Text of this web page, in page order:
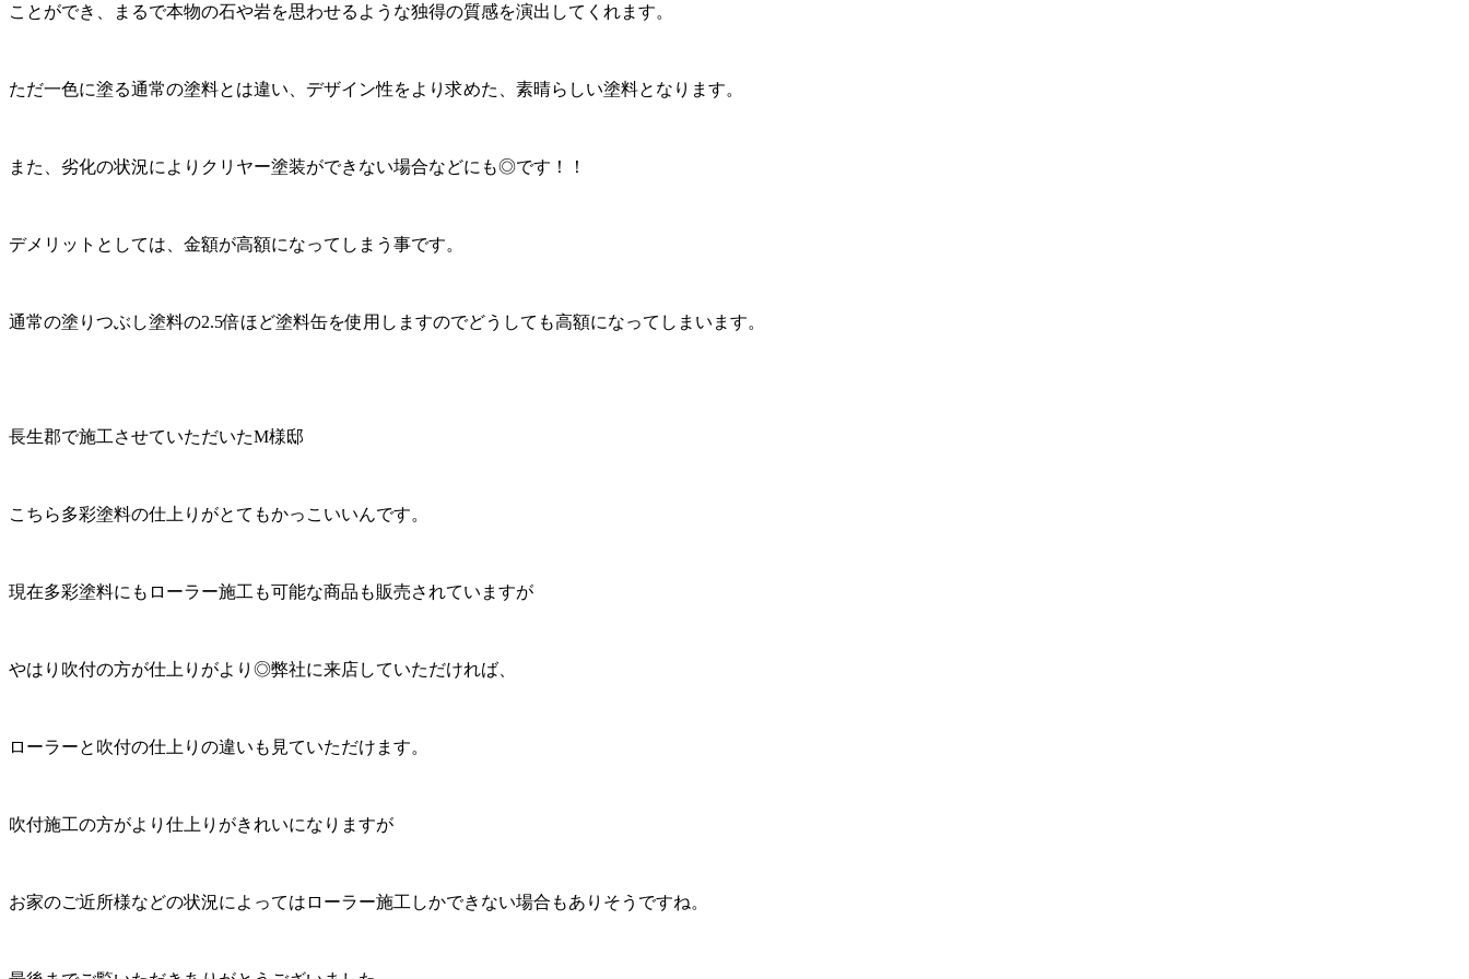
ことができ、まるで本物の石や岩を思わせるような独得の質感を演出してくれます。
ただ一色に塗る通常の塗料とは違い、デザイン性をより求めた、素晴らしい塗料となります。
また、劣化の状況によりクリヤー塗装ができない場合などにも◎です！！
デメリットとしては、金額が高額になってしまう事です。
通常の塗りつぶし塗料の2.5倍ほど塗料缶を使用しますのでどうしても高額になってしまいます。
長生郡で施工させていただいたM様邸
こちら多彩塗料の仕上りがとてもかっこいいんです。
現在多彩塗料にもローラー施工も可能な商品も販売されていますが
やはり吹付の方が仕上りがより◎弊社に来店していただければ、
ローラーと吹付の仕上りの違いも見ていただけます。
吹付施工の方がより仕上りがきれいになりますが
お家のご近所様などの状況によってはローラー施工しかできない場合もありそうですね。